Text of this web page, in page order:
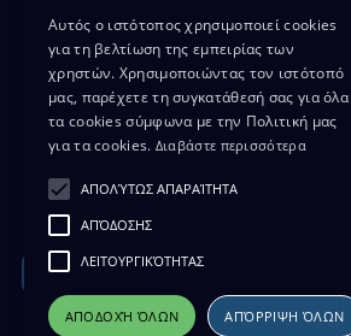
Haberler 01/10/24
01 Οκτωβρίου 2024
Download
Αυτός ο ιστότοπος χρησιμοποιεί cookies
για τη βελτίωση της εμπειρίας των
χρηστών. Χρησιμοποιώντας τον ιστότοπό
μας, παρέχετε τη συγκατάθεσή σας για όλα
τα cookies σύμφωνα με την Πολιτική μας
για τα cookies. Διαβάστε περισσότερα
ΑΠΟΛΎΤΩΣ ΑΠΑΡΑΊΤΗΤΑ
ΑΠΌΔΟΣΗΣ
ΛΕΙΤΟΥΡΓΙΚΌΤΗΤΑΣ
ΑΠΟΔΟΧΉ ΌΛΩΝ ΑΠΌΡΡΙΨΗ ΌΛΩΝ